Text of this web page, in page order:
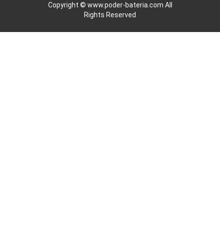
Copyright © www.poder-bateria.com All
Rights Reserved